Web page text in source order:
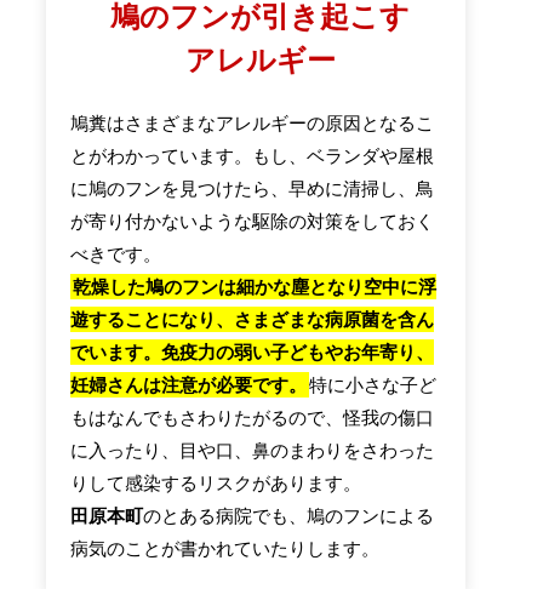
鳩のフンが引き起こす
アレルギー
鳩糞はさまざまなアレルギーの原因となるこ
とがわかっています。もし、ベランダや屋根
に鳩のフンを見つけたら、早めに清掃し、鳥
が寄り付かないような駆除の対策をしておく
べきです。
乾燥した鳩のフンは細かな塵となり空中に浮
遊することになり、さまざまな病原菌を含ん
でいます。免疫力の弱い子どもやお年寄り、
妊婦さんは注意が必要です。
特に小さな子ど
もはなんでもさわりたがるので、怪我の傷口
に入ったり、目や口、鼻のまわりをさわった
りして感染するリスクがあります。
田原本町のとある病院でも、鳩のフンによる
病気のことが書かれていたりします。